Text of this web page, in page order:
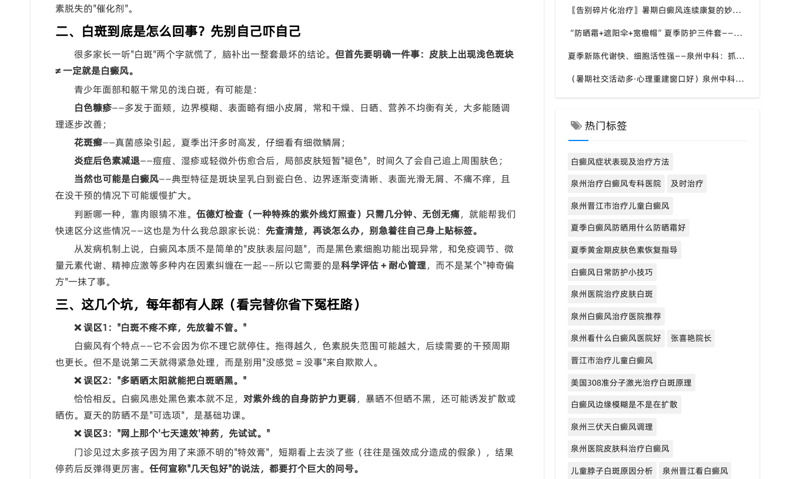
素脱失的"催化剂"。
二、白斑到底是怎么回事？先别自己吓自己
很多家长一听"白斑"两个字就慌了，脑补出一整套最坏的结论。 但首先要明确一件事：皮肤上出现浅色斑块
≠ 一定就是白癜风。
青少年面部和躯干常见的浅白斑，有可能是：
白色糠疹——多发于面颊，边界模糊、表面略有细小皮屑，常和干燥、日晒、营养不均衡有关，大多能随调
理逐步改善；
花斑癣——真菌感染引起，夏季出汗多时高发，仔细看有细微鳞屑；
炎症后色素减退——痘痘、湿疹或轻微外伤愈合后，局部皮肤短暂"褪色"，时间久了会自己追上周围肤色；
当然也可能是白癜风——典型特征是斑块呈乳白到瓷白色、边界逐渐变清晰、表面光滑无屑、不痛不痒，且
在没干预的情况下可能缓慢扩大。
判断哪一种，靠肉眼猜不准。 伍德灯检查（一种特殊的紫外线灯照查）只需几分钟、无创无痛，就能帮我们
快速区分这些情况——这也是为什么我总跟家长说： 先查清楚，再谈怎么办，别急着往自己身上贴标签。
从发病机制上说，白癜风本质不是简单的"皮肤表层问题"，而是黑色素细胞功能出现异常，和免疫调节、微
量元素代谢、精神应激等多种内在因素纠缠在一起——所以它需要的是科学评估 + 耐心管理，而不是某个"神奇偏
方"一抹了事。
三、这几个坑，每年都有人踩（看完替你省下冤枉路）
❌ 误区1："白斑不疼不痒，先放着不管。"
白癜风有个特点——它不会因为你不理它就停住。拖得越久，色素脱失范围可能越大，后续需要的干预周期
也更长。但不是说第二天就得紧急处理，而是别用"没感觉 = 没事"来自欺欺人。
❌ 误区2："多晒晒太阳就能把白斑晒黑。"
恰恰相反。白癜风患处黑色素本就不足， 对紫外线的自身防护力更弱，暴晒不但晒不黑，还可能诱发扩散或
晒伤。夏天的防晒不是"可选项"，是基础功课。
❌ 误区3："网上那个'七天速效'神药，先试试。"
门诊见过太多孩子因为用了来源不明的"特效膏"，短期看上去淡了些（往往是强效成分造成的假象），结果
停药后反弹得更厉害。 任何宣称"几天包好"的说法，都要打个巨大的问号。
〖告别碎片化治疗〗暑期白癜风连续康复的妙招：泉州中科倡导“封育养息”体系
“防晒霜+遮阳伞+宽檐帽”夏季防护三件套——泉州中科：白斑区优先选物理防晒，温和不致敏
夏季新陈代谢快、细胞活性强——泉州中科：抓住白斑干预“加速窗口”，别让复色机会溜走
（暑期社交活动多·心理重建窗口好）泉州中科：治疗4到6周出现色素岛，孩子的自信先回来
热门标签
白癜风症状表现及治疗方法
泉州治疗白癜风专科医院
及时治疗
泉州晋江市治疗儿童白癜风
夏季白癜风防晒用什么防晒霜好
夏季黄金期皮肤色素恢复指导
白癜风日常防护小技巧
泉州医院治疗皮肤白斑
泉州白癜风治疗医院推荐
泉州看什么白癜风医院好
张喜艳院长
晋江市治疗儿童白癜风
美国308准分子激光治疗白斑原理
白癜风边缘模糊是不是在扩散
泉州三伏天白癜风调理
泉州医院皮肤科治疗白癜风
儿童脖子白斑原因分析
泉州晋江看白癜风